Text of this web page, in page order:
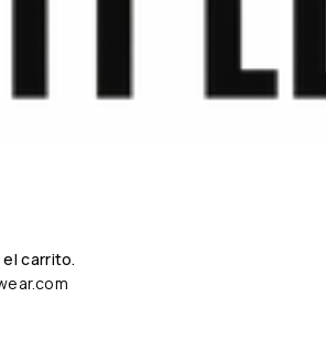
carrito.